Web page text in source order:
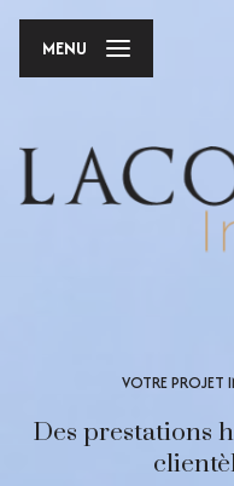
MENU
VOTRE PROJET
Des prestations